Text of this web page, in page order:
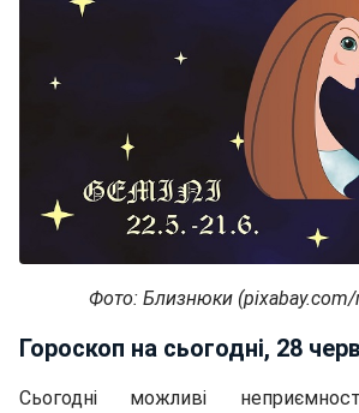
Фото: Близнюки (pixabay.com/
Гороскоп на сьогодні, 28
Сьогодні можливі